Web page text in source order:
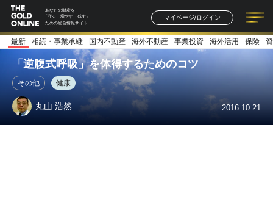
あなたの財産を
「守る・増やす・残す」
ための総合情報サイト
マイページ/ログイン
記事一覧 連載一覧
著者一覧 書籍一覧
最新 相続・事業承継 国内不動産 海外不動産 事業投資 海外活用 保険
「逆腹式呼吸」を体得するためのコツ
その他 健康
丸山 浩然 2016.10.21